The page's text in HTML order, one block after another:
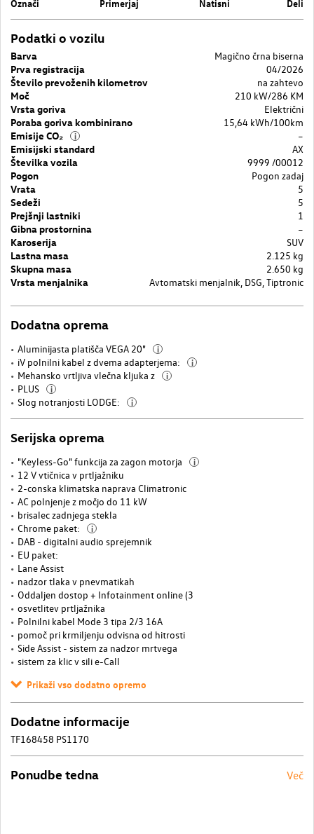
Podatki o vozilu
Barva
Magično črna biserna
Prva registracija
04/2026
Število prevoženih kilometrov
na zahtevo
Moč
210 kW/286 KM
Vrsta goriva
Električni
Poraba goriva kombinirano
15,64 kWh/100km
Emisije CO₂
i
–
Emisijski standard
AX
Številka vozila
9999 /00012
Pogon
Pogon zadaj
Vrata
5
Sedeži
5
Prejšnji lastniki
1
Gibna prostornina
–
Karoserija
SUV
Lastna masa
2.125 kg
Skupna masa
2.650 kg
Vrsta menjalnika
Avtomatski menjalnik, DSG, Tiptronic
Dodatna oprema
Aluminijasta platišča VEGA 20" i
iV polnilni kabel z dvema adapterjema: i
Mehansko vrtljiva vlečna kljuka z i
PLUS i
Slog notranjosti LODGE: i
Serijska oprema
"Keyless-Go" funkcija za zagon motorja i
12 V vtičnica v prtljažniku
2-conska klimatska naprava Climatronic
AC polnjenje z močjo do 11 kW
brisalec zadnjega stekla
Chrome paket:
i
DAB - digitalni audio sprejemnik
EU paket:
Lane Assist
nadzor tlaka v pnevmatikah
Oddaljen dostop + Infotainment online (3
osvetlitev prtljažnika
Polnilni kabel Mode 3 tipa 2/3 16A
pomoč pri krmiljenju odvisna od hitrosti
Side Assist - sistem za nadzor mrtvega
sistem za klic v sili e-Call
Prikaži vso dodatno opremo
Dodatne informacije
TF168458 PS1170
Ponudbe tedna Več